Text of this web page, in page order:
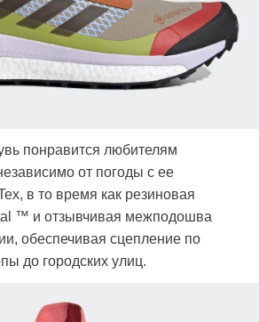
понравится любителям
от погоды с ее
в то время как резиновая
™ и отзывчивая межподошва
обеспечивая сцепление по
до городских улиц.